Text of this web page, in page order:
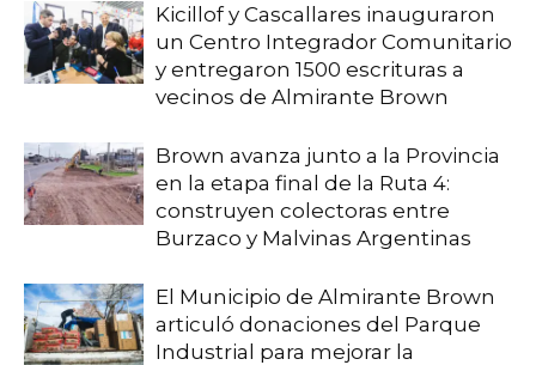
Kicillof y Cascallares inauguraron
un Centro Integrador Comunitario
y entregaron 1500 escrituras a
vecinos de Almirante Brown
Brown avanza junto a la Provincia
en la etapa final de la Ruta 4:
construyen colectoras entre
Burzaco y Malvinas Argentinas
El Municipio de Almirante Brown
articuló donaciones del Parque
Industrial para mejorar la